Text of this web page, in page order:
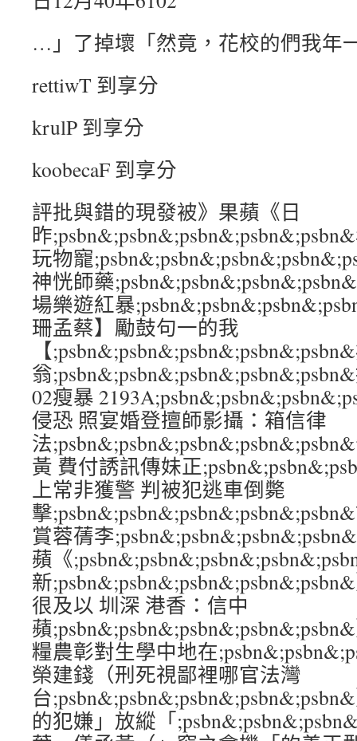
…」了掉壞「然竟，花校的們我年
rettiwT 到享分
krulP 到享分
koobecaF 到享分
評批與錯的現發被》果蘋《日
昨
玩物寵
神恍師藥
場樂遊紅暴
珊孟蔡】勵鼓句一的我
【
翁
02瘦暴
侵恐 照宴婚登擅師影攝：箱信律
法
黃 費付誘訊傳妹正
上常非獲警 判被犯逃車倒斃
擊
賞蓉蒨李
蘋《
新
很及以 圳深 港香：信中
蘋
糧農彰對生學中地在
榮建錢（刑死視鄙裡哪官法灣
台
的犯嫌」放縱「